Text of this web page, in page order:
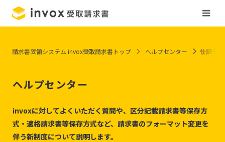
ヘルプセンター
invoxに対してよくいただく質問や、区分記載請求書等保存方
式・適格請求書等保存方式など、請求書のフォーマット変更を
伴う新制度について説明します。
請求書受領システム invox受取請求書トップ ヘルプセンター 仕訳デ